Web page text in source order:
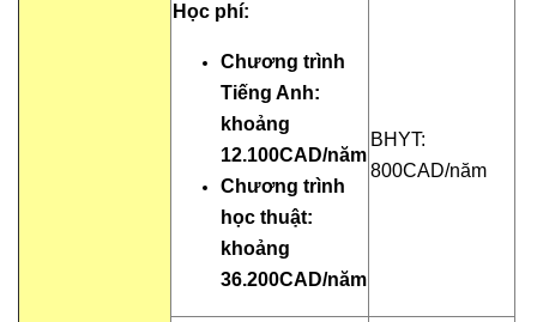
Học phí:
Chương trình
Tiếng Anh:
khoảng
12.100CAD/năm
Chương trình
học thuật:
khoảng
36.200CAD/năm
BHYT:
800CAD/năm